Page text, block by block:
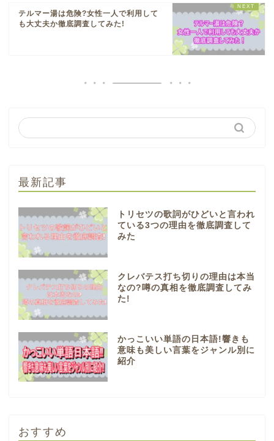
テルマー湯は危険?女性一人で利用して
も大丈夫か徹底調査してみた!
最新記事
トリセツの歌詞がひどいと言われ
ている3つの理由を徹底調査して
みた
クレバテス打ち切りの理由は本当
なの?噂の真相を徹底調査してみ
た!
かっこいい単語の日本語!響きも
意味も美しい言葉をジャンル別に
紹介
おすすめ